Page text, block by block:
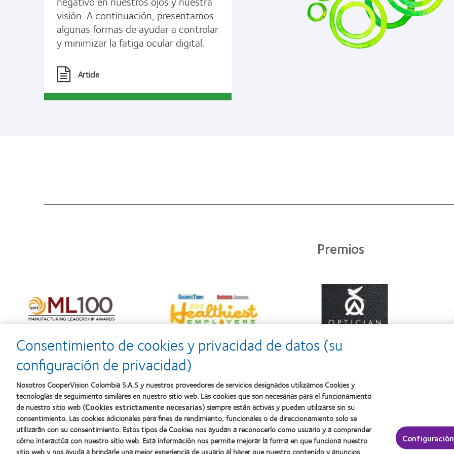
visión. A continuación, presentamos
algunas formas de ayudar a controlar
y minimizar la fatiga ocular digital.
Article
Premios
Nuestros productos
Encuentra tu lente
Tecnología de lentes de contacto
Lentes de contacto y visión
Usuario nuevo
Usuario con experiencia
Acerca de CooperVision
Carreras
Noticias
Contacto
Consentimiento de cookies y privacidad de datos (su
configuración de privacidad)
Nosotros CooperVision Colombia S.A.S y nuestros proveedores de servicios designados utilizamos Cookies y
tecnologías de seguimiento similares en nuestro sitio web. Las cookies que son necesarias para el funcionamiento
de nuestro sitio web (Cookies estrictamente necesarias) siempre están activas y pueden utilizarse sin su
consentimiento. Las cookies adicionales para fines de rendimiento, funcionales o de direccionamiento solo se
utilizarán con su consentimiento. Estos tipos de Cookies nos ayudan a reconocerlo como usuario y a comprender
cómo interactúa con nuestro sitio web. Esta información nos permite mejorar la forma en que funciona nuestro
sitio web y nos ayuda a brindarle una mejor experiencia de usuario al hacer que nuestro contenido y anuncios